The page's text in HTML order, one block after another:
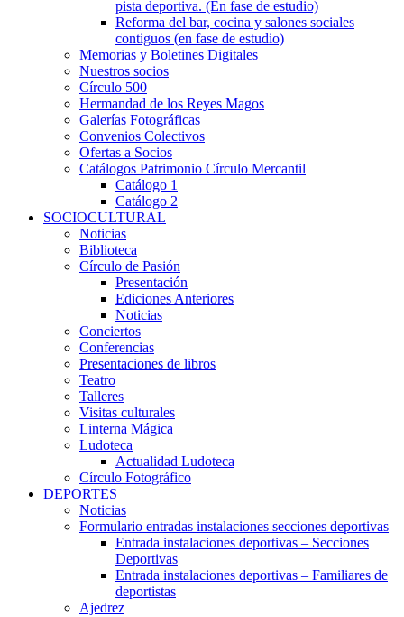
pista deportiva. (En fase de estudio)
Reforma del bar, cocina y salones sociales
contiguos (en fase de estudio)
Memorias y Boletines Digitales
Nuestros socios
Círculo 500
Hermandad de los Reyes Magos
Galerías Fotográficas
Convenios Colectivos
Ofertas a Socios
Catálogos Patrimonio Círculo Mercantil
Catálogo 1
Catálogo 2
SOCIOCULTURAL
Noticias
Biblioteca
Círculo de Pasión
Presentación
Ediciones Anteriores
Noticias
Conciertos
Conferencias
Presentaciones de libros
Teatro
Talleres
Visitas culturales
Linterna Mágica
Ludoteca
Actualidad Ludoteca
Círculo Fotográfico
DEPORTES
Noticias
Formulario entradas instalaciones secciones deportivas
Entrada instalaciones deportivas – Secciones
Deportivas
Entrada instalaciones deportivas – Familiares de
deportistas
Ajedrez